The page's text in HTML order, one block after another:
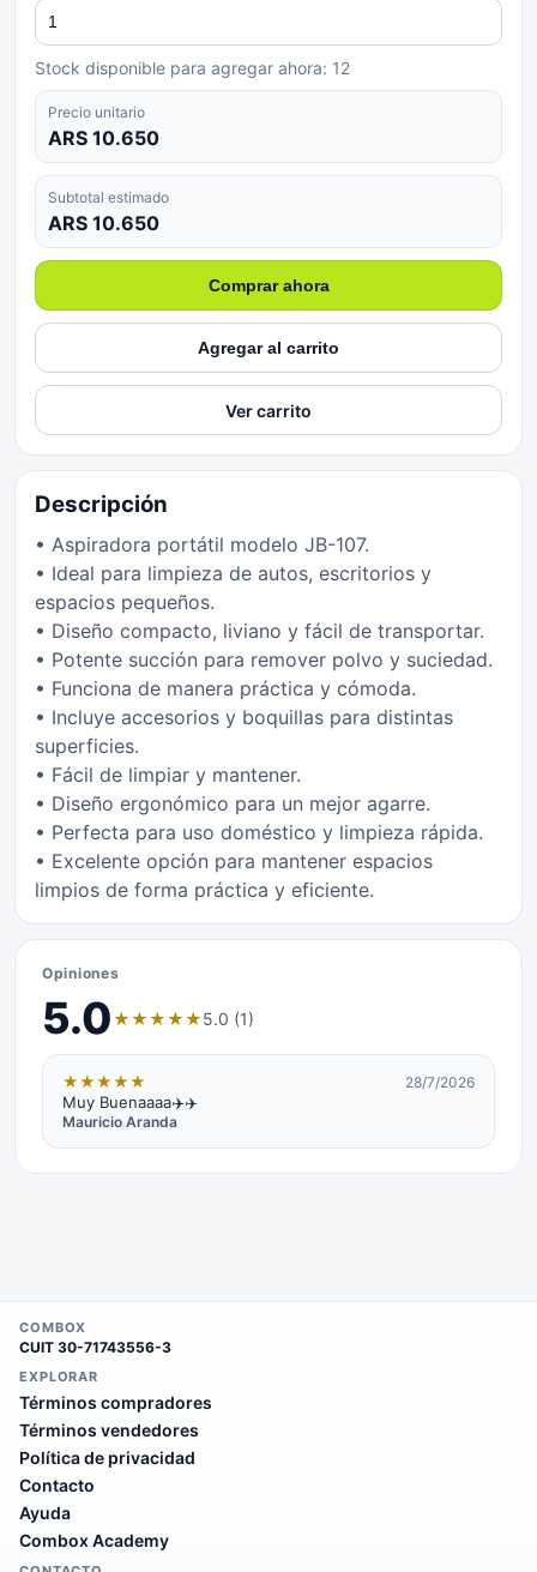
Stock disponible para agregar ahora: 12
Precio unitario
ARS 10.650
Subtotal estimado
ARS 10.650
Comprar ahora
Agregar al carrito
Ver carrito
Descripción
• Aspiradora portátil modelo JB-107.
• Ideal para limpieza de autos, escritorios y
espacios pequeños.
• Diseño compacto, liviano y fácil de transportar.
• Potente succión para remover polvo y suciedad.
• Funciona de manera práctica y cómoda.
• Incluye accesorios y boquillas para distintas
superficies.
• Fácil de limpiar y mantener.
• Diseño ergonómico para un mejor agarre.
• Perfecta para uso doméstico y limpieza rápida.
• Excelente opción para mantener espacios
limpios de forma práctica y eficiente.
Opiniones
5.0★★★★★5.0 (1)
★★★★★ 28/7/2026
Muy Buenaaaa✈️✈️
Mauricio Aranda
COMBOX
CUIT 30-71743556-3
EXPLORAR
Términos compradores
Términos vendedores
Política de privacidad
Contacto
Ayuda
Combox Academy